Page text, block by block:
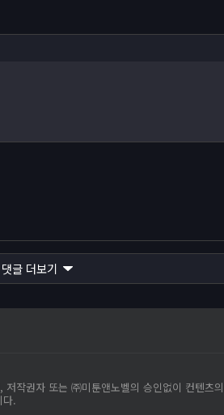
댓글 더보기
작권자 또는 ㈜미툰앤노벨의 승인없이 컨텐츠
다.